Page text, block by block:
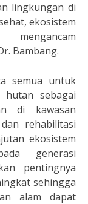
lingkungan di
ekosistem
Bambang.
semua untuk
hutan sebagai
di kawasan
rehabilitasi
ekosistem
generasi
pentingnya
sehingga
alam dapat